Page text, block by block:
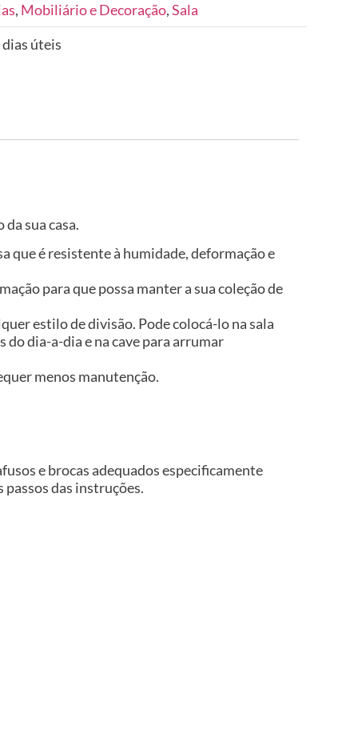
, Mobiliário e Decoração,Sala
dias úteis
sua casa.
que é resistente à humidade, deformação e
para que possa manter a sua coleção de
estilo de divisão. Pode colocá-lo na sala
dia-a-dia e na cave para arrumar
menos manutenção.
e brocas adequados especificamente
passos das instruções.